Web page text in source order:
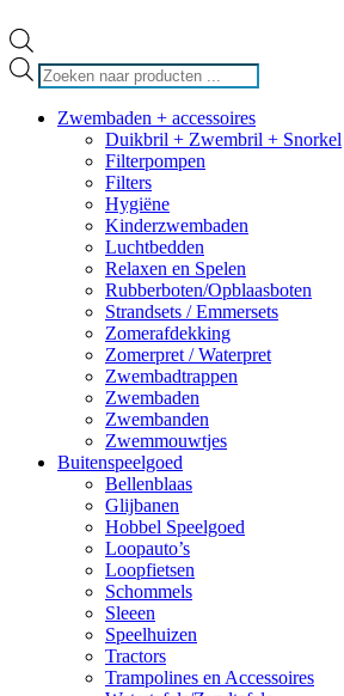
Producten
zoeken
Zwembaden + accessoires
Duikbril + Zwembril + Snorkel
Filterpompen
Filters
Hygiëne
Kinderzwembaden
Luchtbedden
Relaxen en Spelen
Rubberboten/Opblaasboten
Strandsets / Emmersets
Zomerafdekking
Zomerpret / Waterpret
Zwembadtrappen
Zwembaden
Zwembanden
Zwemmouwtjes
Buitenspeelgoed
Bellenblaas
Glijbanen
Hobbel Speelgoed
Loopauto’s
Loopfietsen
Schommels
Sleeen
Speelhuizen
Tractors
Trampolines en Accessoires